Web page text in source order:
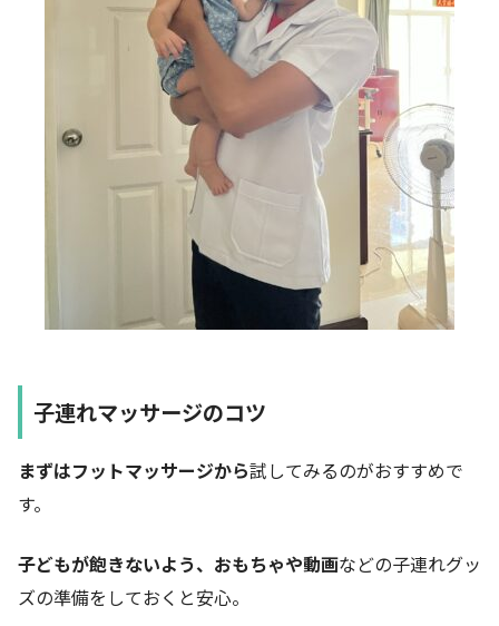
子連れマッサージのコツ
まずはフットマッサージから試してみるのがおすすめで
す。
子どもが飽きないよう、おもちゃや動画などの子連れグッ
ズの準備をしておくと安心。